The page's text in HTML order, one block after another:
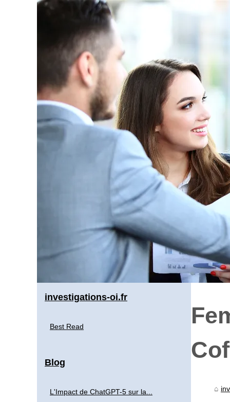
investigations-oi.fr
Best Read
Blog
L'Impact de ChatGPT-5 sur la...